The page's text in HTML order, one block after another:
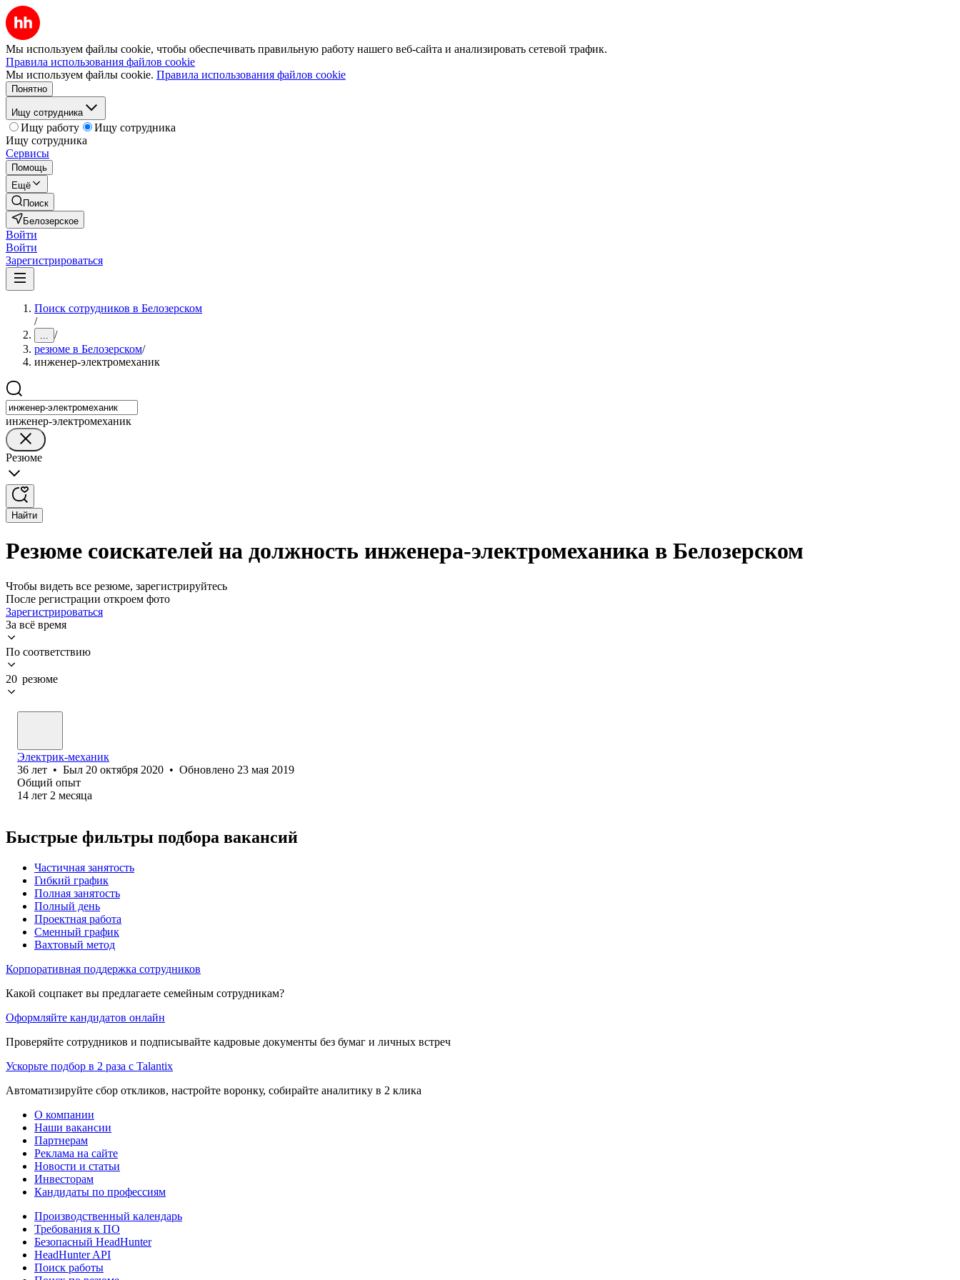
Мы используем файлы cookie, чтобы обеспечивать правильную работу нашего веб-сайта и анализировать сетевой трафик.
Правила использования файлов cookie
Мы используем файлы cookie. Правила использования файлов cookie
Понятно
Ищу сотрудника
Ищу работу
Ищу сотрудника
Ищу сотрудника
Сервисы
Помощь
Ещё
Поиск
Белозерское
Войти
Войти
Зарегистрироваться
Поиск сотрудников в Белозерском
/
... /
резюме в Белозерском/
инженер-электромеханик
инженер-электромеханик
Резюме
Найти
Резюме соискателей на должность инженера-электромеханика в Белозерском
Чтобы видеть все резюме, зарегистрируйтесь
После регистрации откроем фото
Зарегистрироваться
За всё время
По соответствию
20 резюме
Электрик-механик
36 лет • Был 20 октября 2020 • Обновлено 23 мая 2019
Общий опыт
14 лет 2 месяца
Быстрые фильтры подбора вакансий
Частичная занятость
Гибкий график
Полная занятость
Полный день
Проектная работа
Сменный график
Вахтовый метод
Корпоративная поддержка сотрудников
Какой соцпакет вы предлагаете семейным сотрудникам?
Оформляйте кандидатов онлайн
Проверяйте сотрудников и подписывайте кадровые документы без бумаг и личных встреч
Ускорьте подбор в 2 раза с Talantix
Автоматизируйте сбор откликов, настройте воронку, собирайте аналитику в 2 клика
О компании
Наши вакансии
Партнерам
Реклама на сайте
Новости и статьи
Инвесторам
Кандидаты по профессиям
Производственный календарь
Требования к ПО
Безопасный HeadHunter
HeadHunter API
Поиск работы